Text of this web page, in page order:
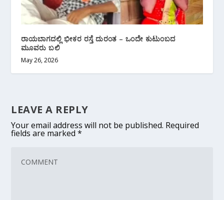
ರಾಯಬಾಗದಲ್ಲಿ ಭೀಕರ ರಸ್ತೆ ದುರಂತ – ಒಂದೇ ಕುಟುಂಬದ
ಮೂವರು ಬಲಿ
May 26, 2026
LEAVE A REPLY
Your email address will not be published. Required
fields are marked*